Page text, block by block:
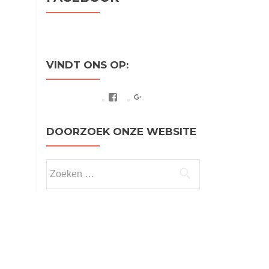
VINDT ONS OP:
Facebook
DOORZOEK ONZE WEBSITE
naar: